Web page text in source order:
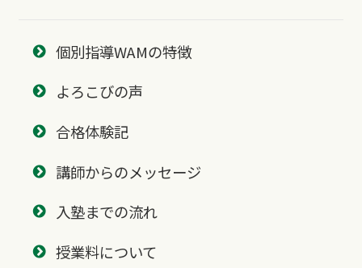
個別指導WAMの特徴
よろこびの声
合格体験記
講師からのメッセージ
入塾までの流れ
授業料について